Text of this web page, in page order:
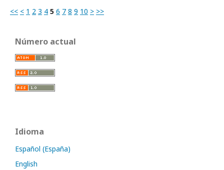
<< < 1 2 3 4 5 6 7 8 9 10 > >>
Número actual
Idioma
Español (España)
English